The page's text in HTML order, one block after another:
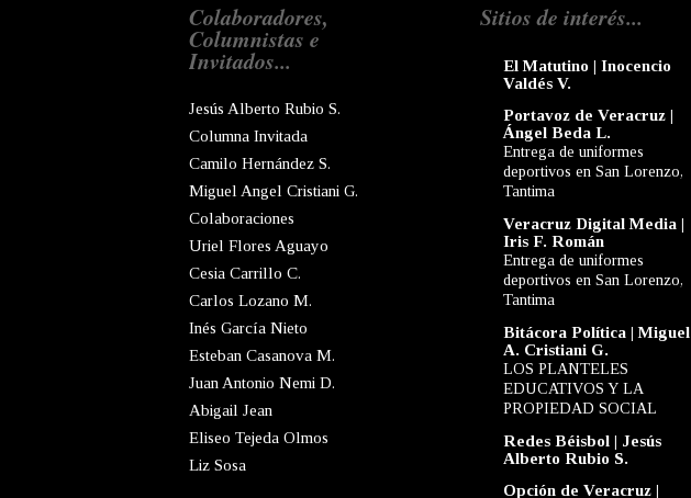
Colaboradores,
Columnistas e
Invitados...
Jesús Alberto Rubio S.
Columna Invitada
Camilo Hernández S.
Miguel Angel Cristiani G.
Colaboraciones
Uriel Flores Aguayo
Cesia Carrillo C.
Carlos Lozano M.
Inés García Nieto
Esteban Casanova M.
Juan Antonio Nemi D.
Abigail Jean
Eliseo Tejeda Olmos
Liz Sosa
Sitios de interés...
El Matutino | Inocencio
Valdés V.
Portavoz de Veracruz |
Ángel Beda L.
Entrega de uniformes
deportivos en San Lorenzo,
Tantima
Veracruz Digital Media |
Iris F. Román
Entrega de uniformes
deportivos en San Lorenzo,
Tantima
Bitácora Política | Miguel
A. Cristiani G.
LOS PLANTELES
EDUCATIVOS Y LA
PROPIEDAD SOCIAL
Redes Béisbol | Jesús
Alberto Rubio S.
Opción de Veracruz |